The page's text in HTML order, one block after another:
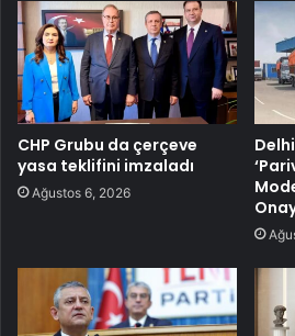
CHP Grubu da çerçeve
yasa teklifini imzaladı
Ağustos 6, 2026